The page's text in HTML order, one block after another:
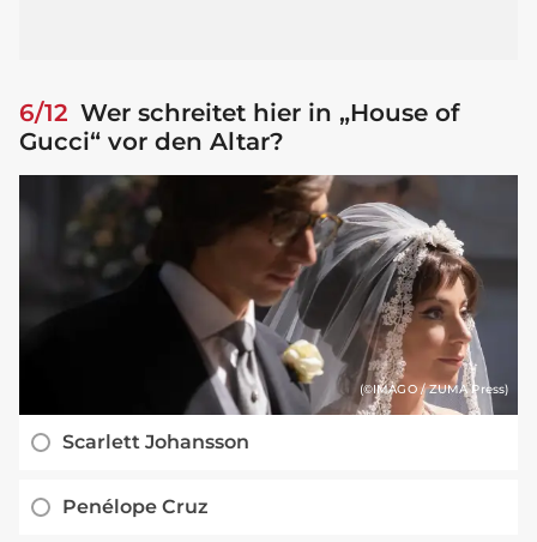
6/12 Wer schreitet hier in „House of
Gucci“ vor den Altar?
(©IMAGO / ZUMA Press)
Scarlett Johansson
Penélope Cruz